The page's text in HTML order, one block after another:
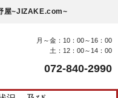
屋~JIZAKE.com~
月～金：10：00～16：00
土：12：00～14：00
072-840-2990